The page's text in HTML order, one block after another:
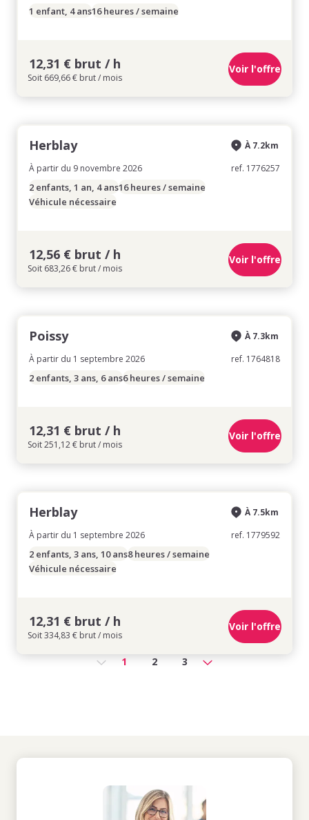
1 enfant, 4 ans16 heures / semaine
12,31 € brut / h
Soit 669,66 € brut / mois
Voir l'offre
Herblay
À partir du 9 novembre 2026
À 7.2km
ref. 1776257
2 enfants, 1 an, 4 ans16 heures / semaine
Véhicule nécessaire
12,56 € brut / h
Soit 683,26 € brut / mois
Voir l'offre
Poissy
À partir du 1 septembre 2026
À 7.3km
ref. 1764818
2 enfants, 3 ans, 6 ans6 heures / semaine
12,31 € brut / h
Soit 251,12 € brut / mois
Voir l'offre
Herblay
À partir du 1 septembre 2026
À 7.5km
ref. 1779592
2 enfants, 3 ans, 10 ans8 heures / semaine
Véhicule nécessaire
12,31 € brut / h
Soit 334,83 € brut / mois
Voir l'offre
1 2 3